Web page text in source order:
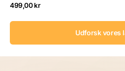
Udforsk vores
Normalpris
499,00 kr